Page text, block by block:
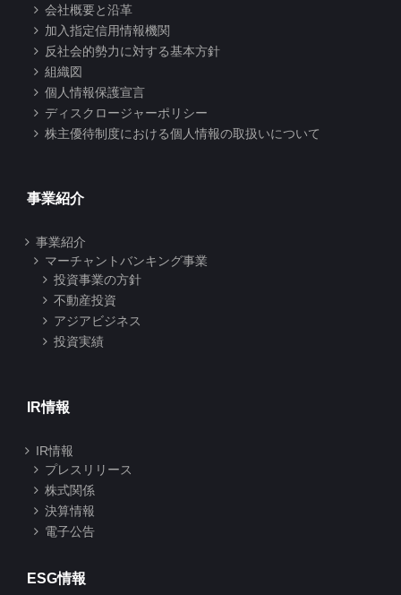
会社概要と沿革
加入指定信用情報機関
反社会的勢力に対する基本方針
組織図
個人情報保護宣言
ディスクロージャーポリシー
株主優待制度における個人情報の取扱いについて
事業紹介
事業紹介
マーチャントバンキング事業
投資事業の方針
不動産投資
アジアビジネス
投資実績
IR情報
IR情報
プレスリリース
株式関係
決算情報
電子公告
ESG情報